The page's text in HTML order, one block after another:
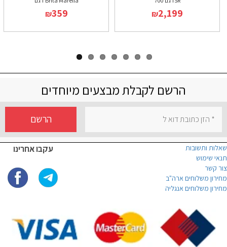
₪359 ₪2,199
הרשם לקבלת מבצעים מיוחדים
הרשם
עקבו אחרינו
שאלות ותשובות
תנאי שימוש
צור קשר
מחירון משלוחים ארה"ב
מחירון משלוחים אנגליה